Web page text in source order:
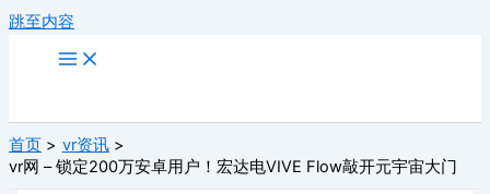
跳至内容
首页
vr资讯
vr网 – 锁定200万安卓用户！宏达电VIVE Flow敲开元宇宙大门